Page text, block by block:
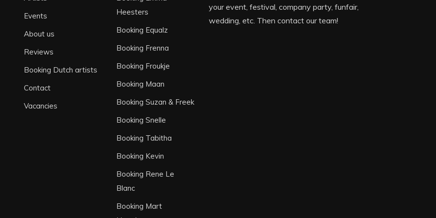
verleende, zijn geschreven door
band)
wil jou’ die eigenlijk in 2010 al
vrolijke (meezing) single wilde
krijgt, werd deze plaat
omdat haar opnamestudio
was d.m.v. het overlijden van
uit van een liedje getiteld: ‘Geef
‘Droom van werkelijkheid’
en kwam tevens haar single
Events
About us
Reviews
Booking Dutch artists
Contact
Vacancies
Heesters
Booking Equalz
Booking Frenna
Booking Froukje
Booking Maan
Booking Suzan & Freek
Booking Snelle
Booking Tabitha
Booking Kevin
Booking Rene Le
Blanc
Booking Mart
your event, festival, company party, funfair,
wedding, etc. Then contact our team!